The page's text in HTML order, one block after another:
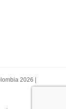
2026 |